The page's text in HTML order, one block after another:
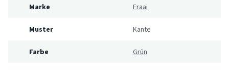
Marke Fraai
Muster Kante
Farbe Grün